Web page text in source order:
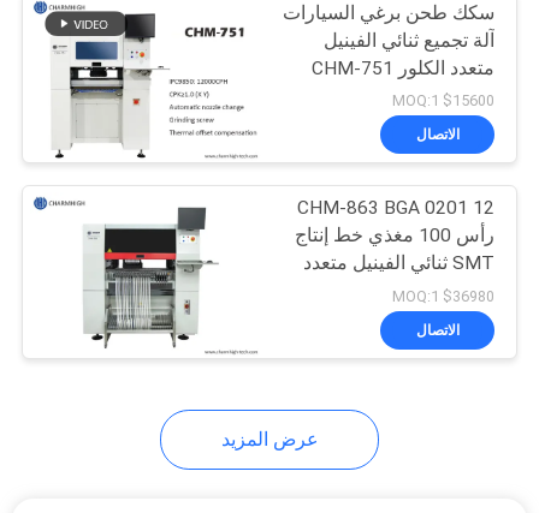
خط تجميع ثنائي
الفينيل متعدد الكلور
8
ملحقات SMT
سكك طحن برغي السيارات
آلة تجميع ثنائي الفينيل
متعدد الكلور CHM-751
Charmhigh 6 رؤوس
$15600 MOQ:1
الاتصال
CHM-863 BGA 0201 12
رأس 100 مغذي خط إنتاج
SMT ثنائي الفينيل متعدد
الكلور
$36980 MOQ:1
الاتصال
عرض المزيد